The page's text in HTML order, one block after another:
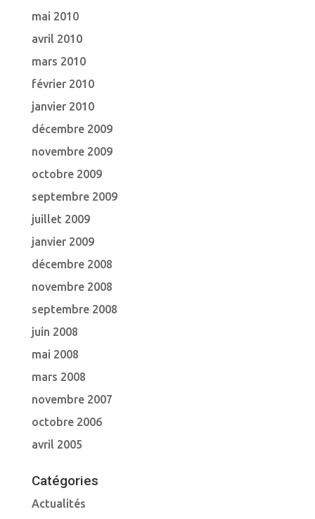
mai 2010
avril 2010
mars 2010
février 2010
janvier 2010
décembre 2009
novembre 2009
octobre 2009
septembre 2009
juillet 2009
janvier 2009
décembre 2008
novembre 2008
septembre 2008
juin 2008
mai 2008
mars 2008
novembre 2007
octobre 2006
avril 2005
Catégories
Actualités